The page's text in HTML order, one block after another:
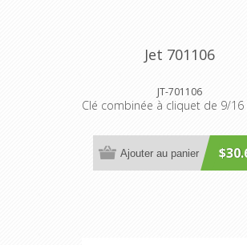
Jet 701106
JT-701106
Clé combinée à cliquet de 9/16
Ajouter au panier